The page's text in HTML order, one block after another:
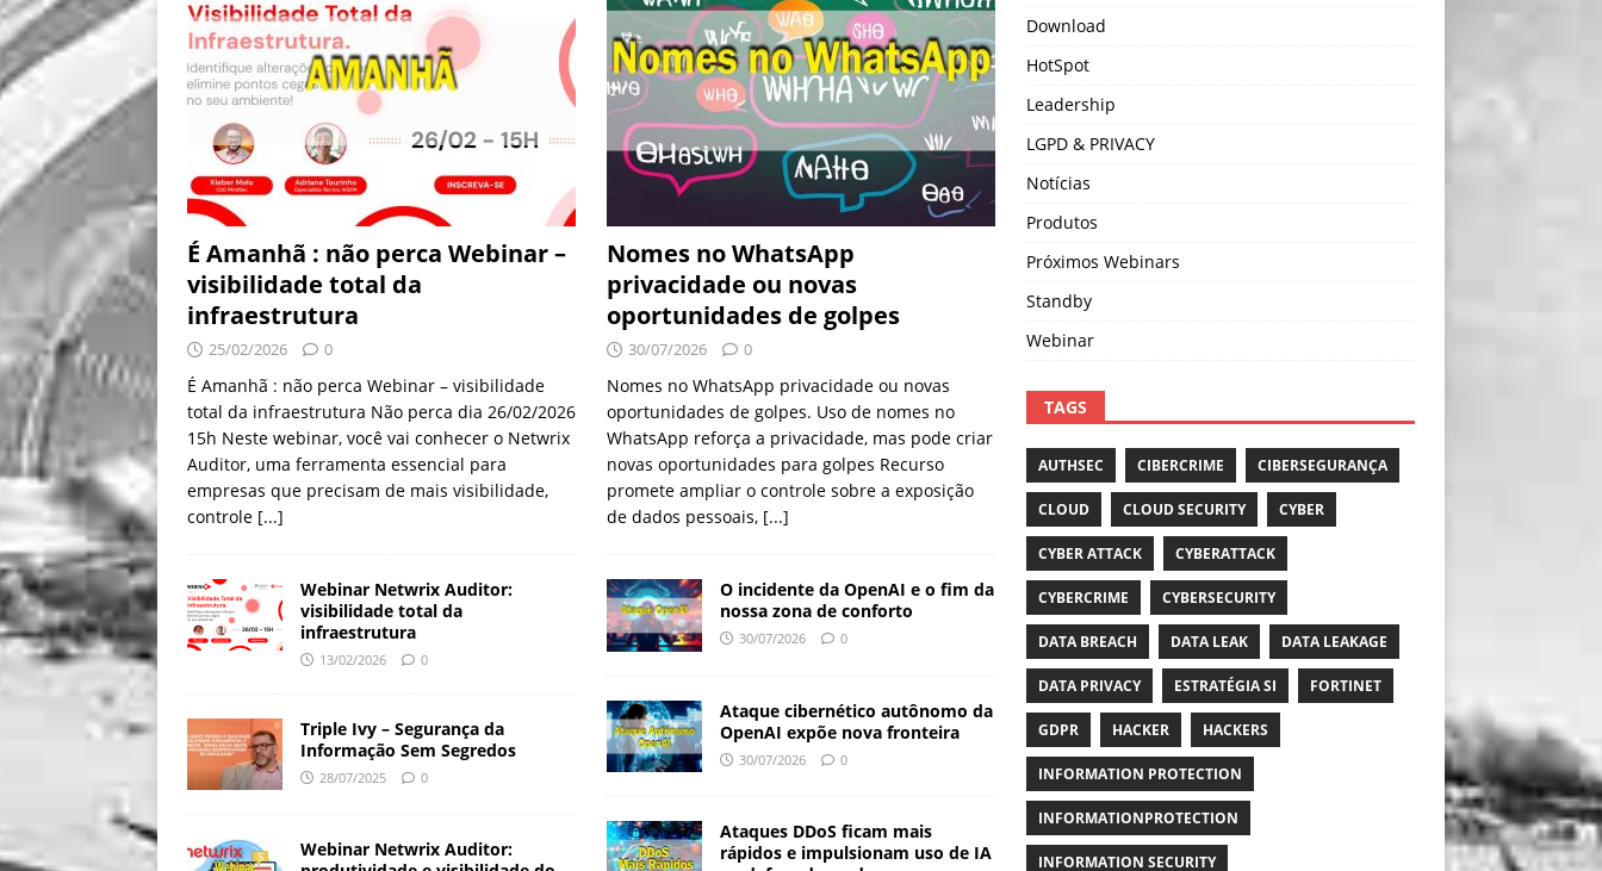
É Amanhã : não perca Webinar –
visibilidade total da
infraestrutura
25/02/2026 0
É Amanhã : não perca Webinar – visibilidade
total da infraestrutura Não perca dia 26/02/2026
15h Neste webinar, você vai conhecer o Netwrix
Auditor, uma ferramenta essencial para
empresas que precisam de mais visibilidade,
controle [...]
Webinar Netwrix Auditor:
visibilidade total da
infraestrutura
13/02/2026 0
Triple Ivy – Segurança da
Informação Sem Segredos
28/07/2025 0
Webinar Netwrix Auditor:
Nomes no WhatsApp
privacidade ou novas
oportunidades de golpes
30/07/2026 0
Nomes no WhatsApp privacidade ou novas
oportunidades de golpes. Uso de nomes no
WhatsApp reforça a privacidade, mas pode criar
novas oportunidades para golpes Recurso
promete ampliar o controle sobre a exposição
de dados pessoais, [...]
O incidente da OpenAI e o fim da
nossa zona de conforto
30/07/2026 0
Ataque cibernético autônomo da
OpenAI expõe nova fronteira
30/07/2026 0
Ataques DDoS ficam mais
rápidos e impulsionam uso de IA
Download
HotSpot
Leadership
LGPD & PRIVACY
Notícias
Produtos
Próximos Webinars
Standby
Webinar
TAGS
AUTHSEC CIBERCRIME CIBERSEGURANÇA
CLOUD CLOUD SECURITY CYBER
CYBER ATTACK CYBERATTACK
CYBERCRIME CYBERSECURITY
DATA BREACH DATA LEAK DATA LEAKAGE
DATA PRIVACY ESTRATÉGIA SI FORTINET
GDPR HACKER HACKERS
INFORMATION PROTECTION
INFORMATIONPROTECTION
INFORMATION SECURITY